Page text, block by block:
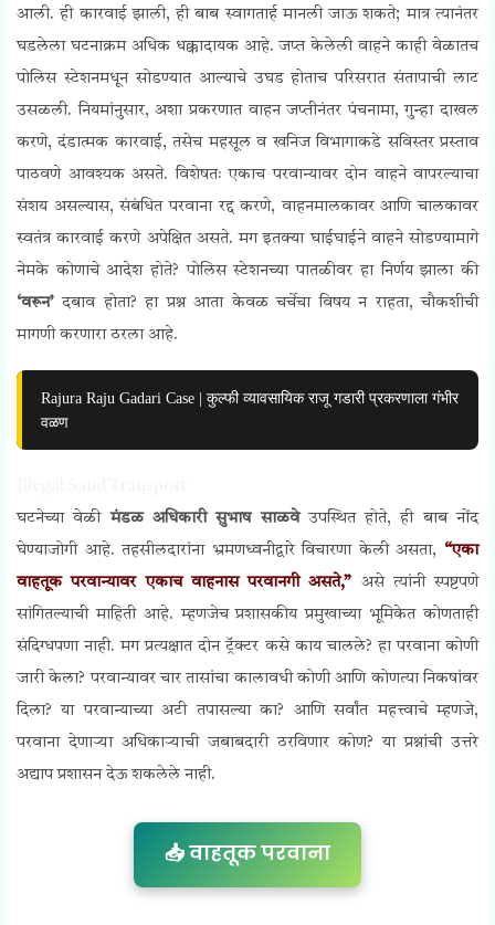
आली. ही कारवाई झाली, ही बाब स्वागतार्ह मानली जाऊ शकते; मात्र त्यानंतर
घडलेला घटनाक्रम अधिक धक्कादायक आहे. जप्त केलेली वाहने काही वेळातच
पोलिस स्टेशनमधून सोडण्यात आल्याचे उघड होताच परिसरात संतापाची लाट
उसळली. नियमांनुसार, अशा प्रकरणात वाहन जप्तीनंतर पंचनामा, गुन्हा दाखल
करणे, दंडात्मक कारवाई, तसेच महसूल व खनिज विभागाकडे सविस्तर प्रस्ताव
पाठवणे आवश्यक असते. विशेषतः एकाच परवान्यावर दोन वाहने वापरल्याचा
संशय असल्यास, संबंधित परवाना रद्द करणे, वाहनमालकावर आणि चालकावर
स्वतंत्र कारवाई करणे अपेक्षित असते. मग इतक्या घाईघाईने वाहने सोडण्यामागे
नेमके कोणाचे आदेश होते? पोलिस स्टेशनच्या पातळीवर हा निर्णय झाला की
‘वरून’ दबाव होता? हा प्रश्न आता केवळ चर्चेचा विषय न राहता, चौकशीची
मागणी करणारा ठरला आहे.
Rajura Raju Gadari Case | कुल्फी व्यावसायिक राजू गडारी प्रकरणाला गंभीर
वळण
घटनेच्या वेळीमंडळ अधिकारी सुभाष साळवेउपस्थित होते, ही बाब नोंद
घेण्याजोगी आहे. तहसीलदारांना भ्रमणध्वनीद्वारे विचारणा केली असता, “एका
वाहतूक परवान्यावर एकाच वाहनास परवानगी असते,” असे त्यांनी स्पष्टपणे
सांगितल्याची माहिती आहे. म्हणजेच प्रशासकीय प्रमुखाच्या भूमिकेत कोणताही
संदिग्धपणा नाही. मग प्रत्यक्षात दोन ट्रॅक्टर कसे काय चालले? हा परवाना कोणी
जारी केला? परवान्यावर चार तासांचा कालावधी कोणी आणि कोणत्या निकषांवर
दिला? या परवान्याच्या अटी तपासल्या का? आणि सर्वांत महत्त्वाचे म्हणजे,
परवाना देणाऱ्या अधिकाऱ्याची जबाबदारी ठरविणार कोण? या प्रश्नांची उत्तरे
अद्याप प्रशासन देऊ शकलेले नाही.
📥 वाहतूक परवाना